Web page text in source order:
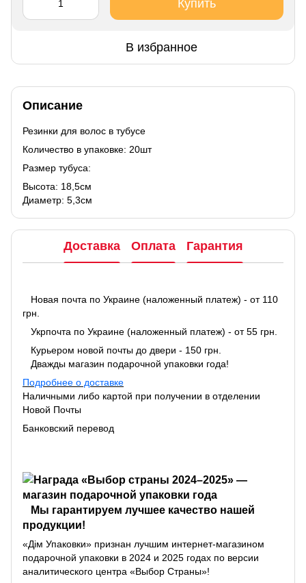
Купить
В избранное
Описание
Резинки для волос в тубусе
Количество в упаковке: 20шт
Размер тубуса:
Высота: 18,5см
Диаметр: 5,3см
Доставка Оплата Гарантия
Новая почта по Украине (наложенный платеж) - от 110
грн.
Укрпочта по Украине (наложенный платеж) - от 55 грн.
Курьером новой почты до двери - 150 грн.
Дважды магазин подарочной упаковки года!
Подробнее о доставке
Наличными либо картой при получении в отделении
Новой Почты
Банковский перевод
Мы гарантируем лучшее качество нашей
продукции!
«Дім Упаковки» признан лучшим интернет-магазином
подарочной упаковки в 2024 и 2025 годах по версии
аналитического центра «Выбор Страны»!